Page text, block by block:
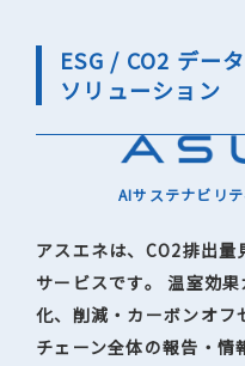
ESG / CO2 デー
ソリューション
AIサステナビリ
アスエネは、CO2排出
サービスです。 温室効
化、削減・カーボンオ
チェーン全体の報告・情